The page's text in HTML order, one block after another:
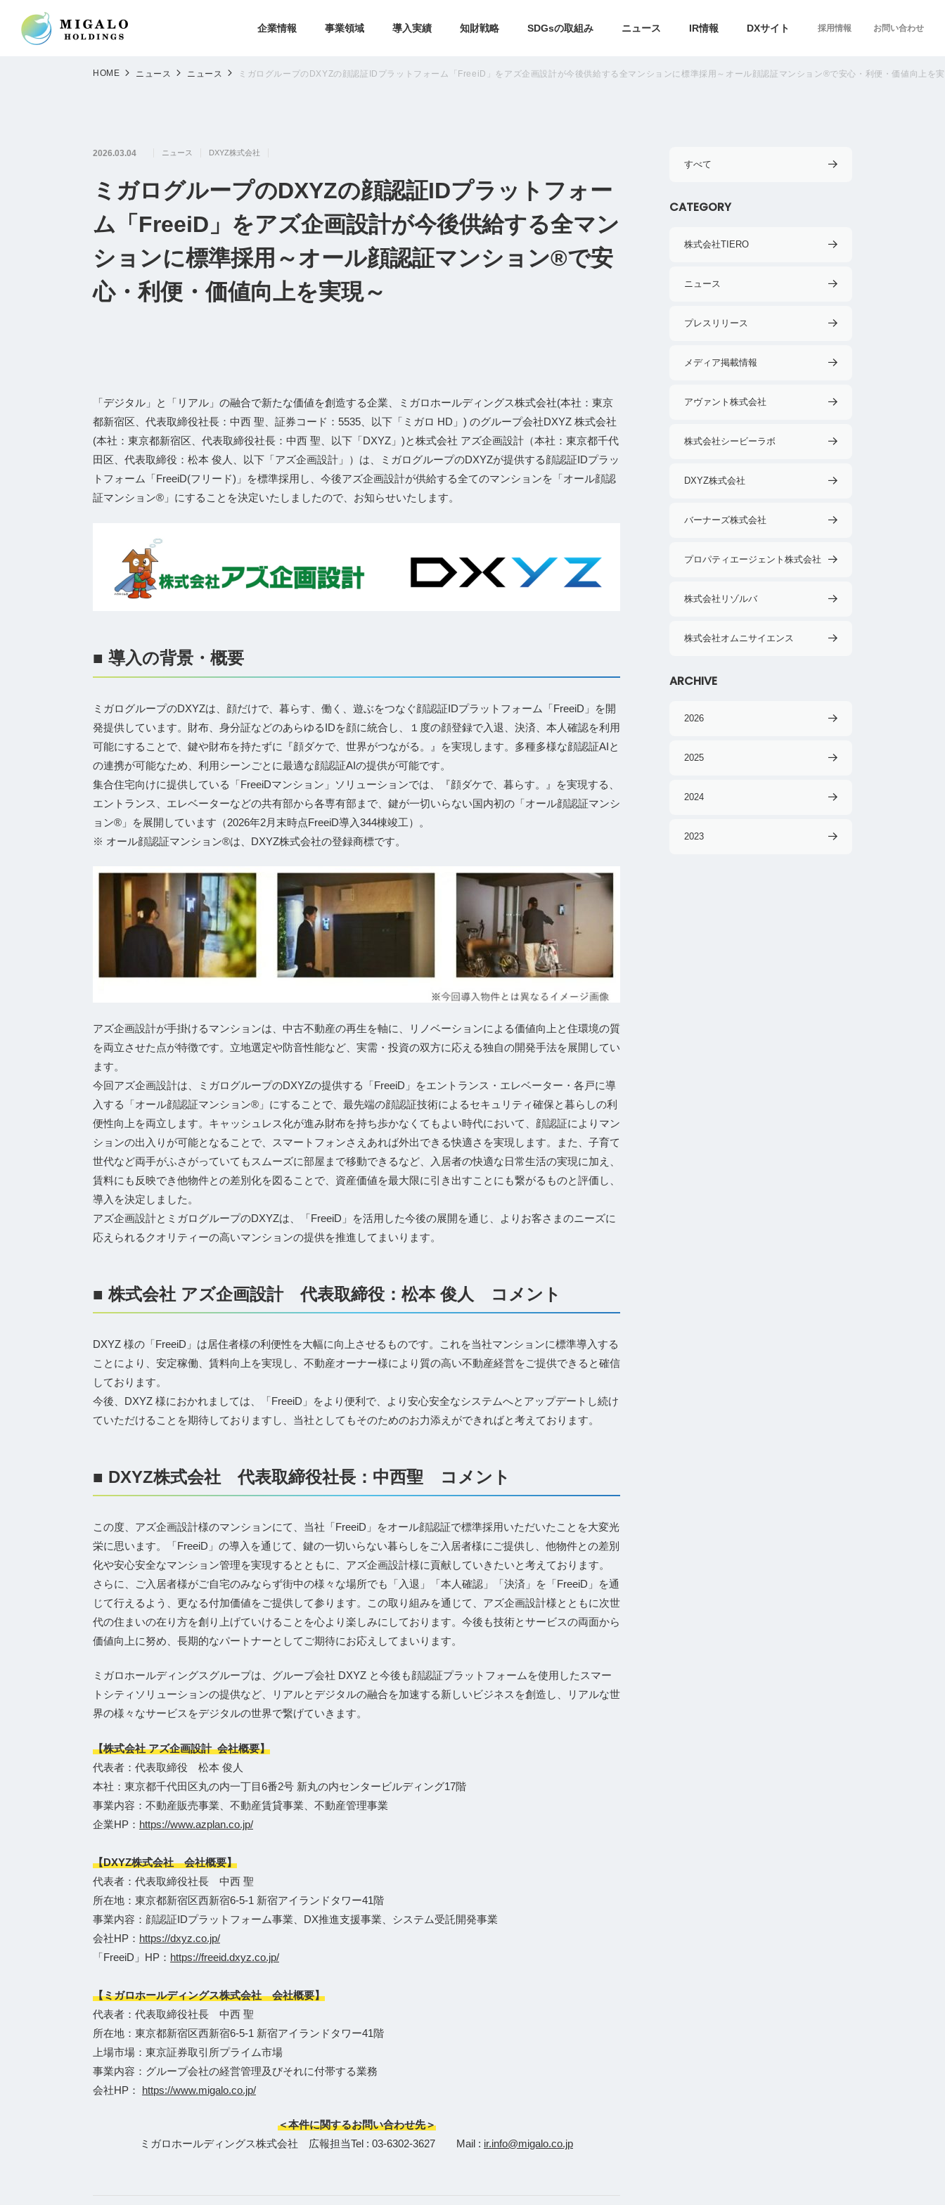
企業情報 事業領域 導入実績 知財戦略 SDGsの取組み ニュース IR情報 DXサイト 採用情報 お問い合わせ
HOME ニュース ニュース ミガログループのDXYZの顔認証IDプラットフォーム「FreeiD」をアズ企画設計が今後供給する全マンションに標準採用～オール顔認証マンション®で安心・利便・価値向上を
2026.03.04 ニュース DXYZ株式会社
ミガログループのDXYZの顔認証IDプラットフォー
ム「FreeiD」をアズ企画設計が今後供給する全マン
ションに標準採用～オール顔認証マンション®で安
心・利便・価値向上を実現～
「デジタル」と「リアル」の融合で新たな価値を創造する企業、ミガロホールディングス株式会社(本社：東京
都新宿区、代表取締役社⻑：中⻄ 聖、証券コード：5535、以下「ミガロ HD」) のグループ会社DXYZ 株式会社
(本社：東京都新宿区、代表取締役社長：中西 聖、以下「DXYZ」)と株式会社 アズ企画設計（本社：東京都千代
田区、代表取締役：松本 俊人、以下「アズ企画設計」）は、ミガログループのDXYZが提供する顔認証IDプラッ
トフォーム「FreeiD(フリード)」を標準採用し、今後アズ企画設計が供給する全てのマンションを「オール顔認
証マンション®」にすることを決定いたしましたので、お知らせいたします。
■ 導入の背景・概要
ミガログループのDXYZは、顔だけで、暮らす、働く、遊ぶをつなぐ顔認証IDプラットフォーム「FreeiD」を開
発提供しています。財布、身分証などのあらゆるIDを顔に統合し、１度の顔登録で入退、決済、本人確認を利用
可能にすることで、鍵や財布を持たずに『顔ダケで、世界がつながる。』を実現します。多種多様な顔認証AIと
の連携が可能なため、利用シーンごとに最適な顔認証AIの提供が可能です。
集合住宅向けに提供している「FreeiDマンション」ソリューションでは、『顔ダケで、暮らす。』を実現する、
エントランス、エレベーターなどの共有部から各専有部まで、鍵が一切いらない国内初の「オール顔認証マンシ
ョン®」を展開しています（2026年2月末時点FreeiD導入344棟竣工）。
※ オール顔認証マンション®は、DXYZ株式会社の登録商標です。
アズ企画設計が手掛けるマンションは、中古不動産の再生を軸に、リノベーションによる価値向上と住環境の質
を両立させた点が特徴です。立地選定や防音性能など、実需・投資の双方に応える独自の開発手法を展開してい
ます。
今回アズ企画設計は、ミガログループのDXYZの提供する「FreeiD」をエントランス・エレベーター・各戸に導
入する「オール顔認証マンション®」にすることで、最先端の顔認証技術によるセキュリティ確保と暮らしの利
便性向上を両立します。キャッシュレス化が進み財布を持ち歩かなくてもよい時代において、顔認証によりマン
ションの出入りが可能となることで、スマートフォンさえあれば外出できる快適さを実現します。また、子育て
世代など両手がふさがっていてもスムーズに部屋まで移動できるなど、入居者の快適な日常生活の実現に加え、
賃料にも反映でき他物件との差別化を図ることで、資産価値を最大限に引き出すことにも繋がるものと評価し、
導入を決定しました。
アズ企画設計とミガログループのDXYZは、「FreeiD」を活用した今後の展開を通じ、よりお客さまのニーズに
応えられるクオリティーの高いマンションの提供を推進してまいります。
■ 株式会社 アズ企画設計 代表取締役：松本 俊人 コメント
DXYZ 様の「FreeiD」は居住者様の利便性を大幅に向上させるものです。これを当社マンションに標準導入する
ことにより、安定稼働、賃料向上を実現し、不動産オーナー様により質の高い不動産経営をご提供できると確信
しております。
今後、DXYZ 様におかれましては、「FreeiD」をより便利で、より安心安全なシステムへとアップデートし続け
ていただけることを期待しておりますし、当社としてもそのためのお力添えができればと考えております。
■ DXYZ株式会社 代表取締役社長：中西聖 コメント
この度、アズ企画設計様のマンションにて、当社「FreeiD」をオール顔認証で標準採用いただいたことを大変光
栄に思います。「FreeiD」の導入を通じて、鍵の一切いらない暮らしをご入居者様にご提供し、他物件との差別
化や安心安全なマンション管理を実現するとともに、アズ企画設計様に貢献していきたいと考えております。
さらに、ご入居者様がご自宅のみならず街中の様々な場所でも「入退」「本人確認」「決済」を「FreeiD」を通
じて行えるよう、更なる付加価値をご提供して参ります。この取り組みを通じて、アズ企画設計様とともに次世
代の住まいの在り方を創り上げていけることを心より楽しみにしております。今後も技術とサービスの両面から
価値向上に努め、長期的なパートナーとしてご期待にお応えしてまいります。
ミガロホールディングスグループは、グループ会社 DXYZ と今後も顔認証プラットフォームを使用したスマー
トシティソリューションの提供など、リアルとデジタルの融合を加速する新しいビジネスを創造し、リアルな世
界の様々なサービスをデジタルの世界で繋げていきます。
【株式会社 アズ企画設計 会社概要】
代表者：代表取締役 松本 俊人
本社：東京都千代田区丸の内一丁目6番2号 新丸の内センタービルディング17階
事業内容：不動産販売事業、不動産賃貸事業、不動産管理事業
企業HP： https://www.azplan.co.jp/
【DXYZ株式会社 会社概要】
代表者：代表取締役社長 中西 聖
所在地：東京都新宿区西新宿6-5-1 新宿アイランドタワー41階
事業内容：顔認証IDプラットフォーム事業、DX推進支援事業、システム受託開発事業
会社HP： https://dxyz.co.jp/
「FreeiD」HP： https://freeid.dxyz.co.jp/
【ミガロホールディングス株式会社 会社概要】
代表者：代表取締役社長 中西 聖
所在地：東京都新宿区西新宿6-5-1 新宿アイランドタワー41階
上場市場：東京証券取引所プライム市場
事業内容：グループ会社の経営管理及びそれに付帯する業務
会社HP： https://www.migalo.co.jp/
＜本件に関するお問い合わせ先＞
ミガロホールディングス株式会社 広報担当Tel : 03-6302-3627 Mail : ir.info@migalo.co.jp
すべて
CATEGORY
株式会社TIERO
ニュース
プレスリリース
メディア掲載情報
アヴァント株式会社
株式会社シービーラボ
DXYZ株式会社
バーナーズ株式会社
プロパティエージェント株式会社
株式会社リゾルバ
株式会社オムニサイエンス
ARCHIVE
2026
2025
2024
2023